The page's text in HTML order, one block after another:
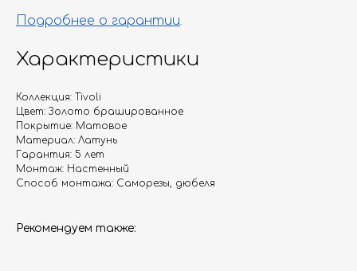
Подробнее о гарантии.
Характеристики
Коллекция: Tivoli
Цвет: Золото брашированное
Покрытие: Матовое
Материал: Латунь
Гарантия: 5 лет
Монтаж: Настенный
Способ монтажа: Саморезы, дюбеля
Рекомендуем также: